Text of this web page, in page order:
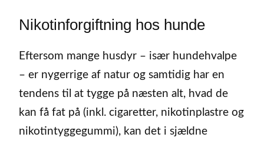
Nikotinforgiftning hos hunde
Eftersom mange husdyr – især hundehvalpe
– er nygerrige af natur og samtidig har en
tendens til at tygge på næsten alt, hvad de
kan få fat på (inkl. cigaretter, nikotinplastre og
nikotintyggegummi), kan det i sjældne